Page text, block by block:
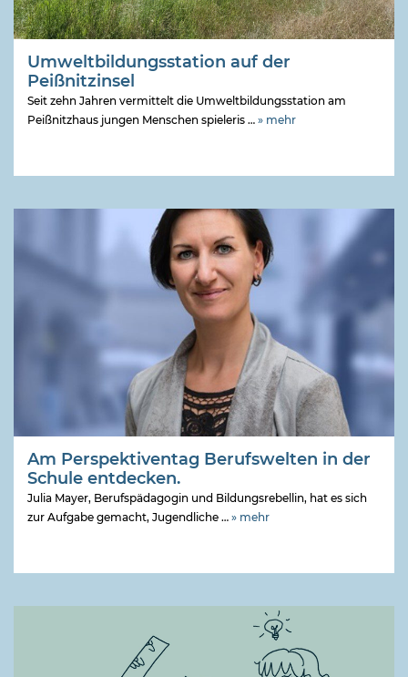
Umweltbildungsstation auf der
Peißnitzinsel
Seit zehn Jahren vermittelt die Umweltbildungsstation am
Peißnitzhaus jungen Menschen spieleris … » mehr
Am Perspektiventag Berufswelten in der
Schule entdecken.
Julia Mayer, Berufspädagogin und Bildungsrebellin, hat es sich
zur Aufgabe gemacht, Jugendliche … » mehr